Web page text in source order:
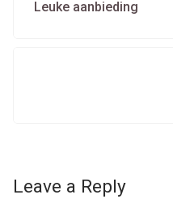
Previous
Leuke aanbieding
Leave a Reply